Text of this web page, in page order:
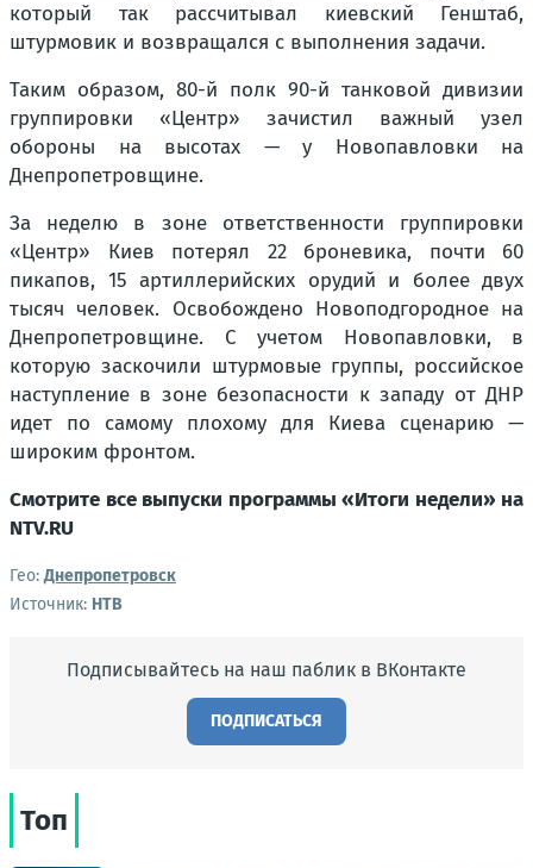
который так рассчитывал киевский Генштаб,
штурмовик и возвращался с выполнения задачи.
Таким образом, 80-й полк 90-й танковой дивизии
группировки «Центр» зачистил важный узел
обороны на высотах — у Новопавловки на
Днепропетровщине.
За неделю в зоне ответственности группировки
«Центр» Киев потерял 22 броневика, почти 60
пикапов, 15 артиллерийских орудий и более двух
тысяч человек. Освобождено Новоподгородное на
Днепропетровщине. С учетом Новопавловки, в
которую заскочили штурмовые группы, российское
наступление в зоне безопасности к западу от ДНР
идет по самому плохому для Киева сценарию —
широким фронтом.
Смотрите все выпуски программы «Итоги недели» на
NTV.RU
Гео:Днепропетровск
Источник: НТВ
Подписывайтесь на наш паблик в ВКонтакте
ПОДПИСАТЬСЯ
Топ